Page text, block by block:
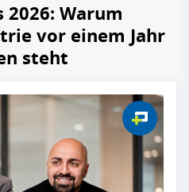
Warum
vor einem Jahr
steht